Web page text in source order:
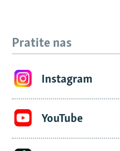
Pratite nas
Instagram
YouTube